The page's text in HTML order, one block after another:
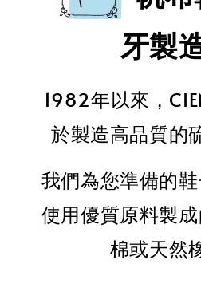
牙製
1982年以來，
於製造高品質的
我們為您準備的
使用優質原料製
棉或天然